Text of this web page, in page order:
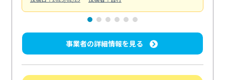
事業者の詳細情報を見る